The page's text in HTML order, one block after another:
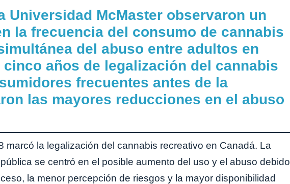
Universidad McMaster observaron un
la frecuencia del consumo de cannabis
del abuso entre adultos en
cinco años de legalización del cannabis
frecuentes antes de la
las mayores reducciones en el abuso
marcó la legalización del cannabis recreativo en Canadá. La
se centró en el posible aumento del uso y el abuso debido
la menor percepción de riesgos y la mayor disponibilidad